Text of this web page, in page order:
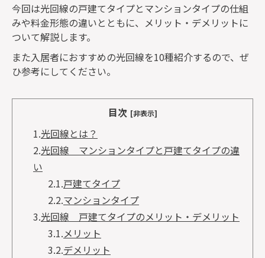
今回は光回線の戸建てタイプとマンションタイプの仕組
みや料金形態の違いとともに、メリット・デメリットに
ついて解説します。
また入居者におすすめの光回線を10種紹介するので、ぜ
ひ参考にしてください。
目次 [非表示]
1.光回線とは？
2.光回線 マンションタイプと戸建てタイプの違
い
2.1.戸建てタイプ
2.2.マンションタイプ
3.光回線 戸建てタイプのメリット・デメリット
3.1.メリット
3.2.デメリット